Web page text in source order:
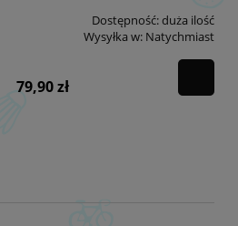
Dostępność:duża ilość
Wysyłka w: Natychmiast
79,90 zł